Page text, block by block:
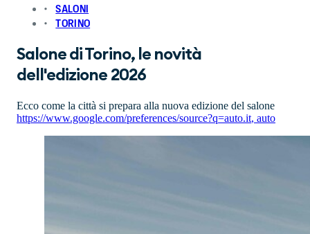
SALONI
TORINO
Salone di Torino, le novità
dell'edizione 2026
Ecco come la città si prepara alla nuova edizione del salone
https://www.google.com/preferences/source?q=auto.it, auto